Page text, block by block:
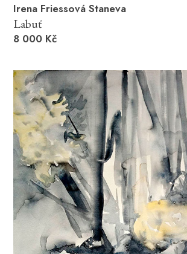
Irena Friessová Staneva
Labuť
8 000 Kč